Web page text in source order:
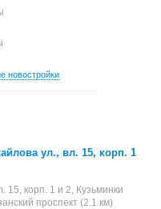
новостройки
ул., вл. 15, корп. 1
15, корп. 1 и 2, Кузьминки
проспект (2.1 км)